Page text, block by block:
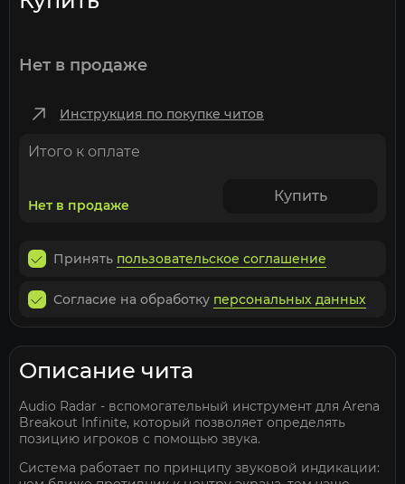
Нет в продаже
Инструкция по покупке читов
Итого к оплате
Нет в продаже
Купить
Принять пользовательское соглашение
Согласие на обработку персональных данных
Описание чита
Audio Radar - вспомогательный инструмент для Arena
Breakout Infinite, который позволяет определять
позицию игроков с помощью звука.
Система работает по принципу звуковой индикации: